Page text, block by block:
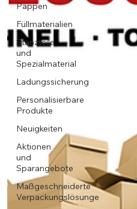
Pappen
Füllmaterialien
Stanzteile
und
Spezialmaterial
Ladungssicherung
Personalisierbare
Produkte
Neuigkeiten
Aktionen
und
Sparangebote
Maßgeschneiderte
Verpackungslösunge